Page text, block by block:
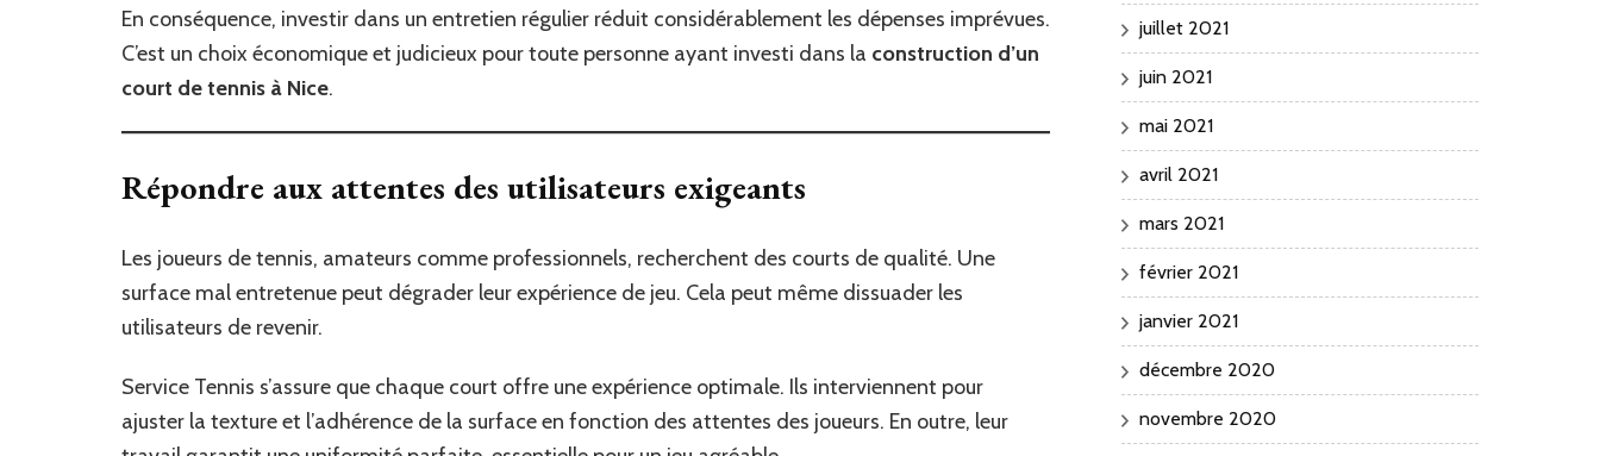
En conséquence, investir dans un entretien régulier réduit considérablement les dépenses imprévues.
C’est un choix économique et judicieux pour toute personne ayant investi dans la construction d’un
court de tennis à Nice.
Répondre aux attentes des utilisateurs exigeants
Les joueurs de tennis, amateurs comme professionnels, recherchent des courts de qualité. Une
surface mal entretenue peut dégrader leur expérience de jeu. Cela peut même dissuader les
utilisateurs de revenir.
Service Tennis s’assure que chaque court offre une expérience optimale. Ils interviennent pour
ajuster la texture et l’adhérence de la surface en fonction des attentes des joueurs. En outre, leur
juillet 2021
juin 2021
mai 2021
avril 2021
mars 2021
février 2021
janvier 2021
décembre 2020
novembre 2020